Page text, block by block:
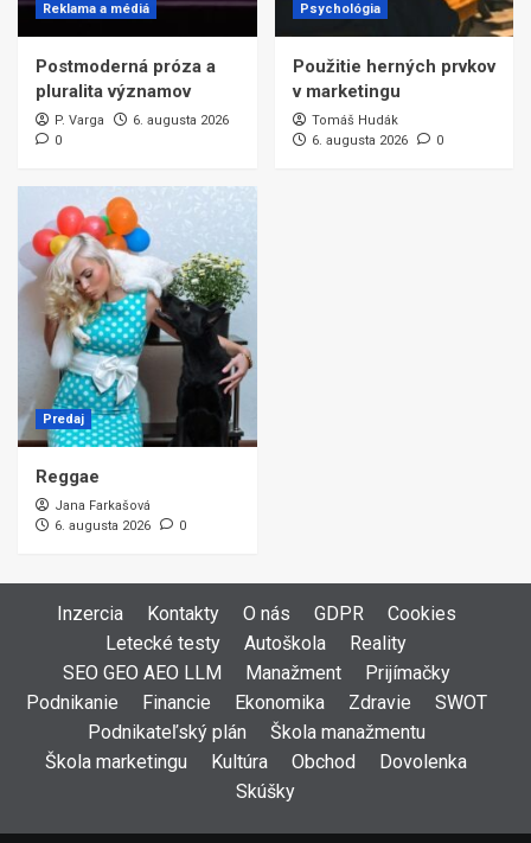
Reklama a médiá
Postmoderná próza a
pluralita významov
P. Varga
6. augusta 2026
0
Psychológia
Použitie herných prvkov
v marketingu
Tomáš Hudák
6. augusta 2026
0
Predaj
Reggae
Jana Farkašová
6. augusta 2026
0
Inzercia Kontakty O nás GDPR
Cookies
Letecké testy
Autoškola
Reality
SEO GEO AEO LLM
Manažment
Prijímačky
Podnikanie
Financie Ekonomika Zdravie
SWOT
Podnikateľský plán
Škola manažmentu
Škola marketingu
Kultúra Obchod
Dovolenka
Skúšky